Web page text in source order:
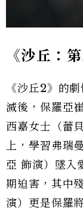
《沙丘：
《沙丘2》的
滅後，保羅亞
西嘉女士（蕾
上，學習弗瑞
亞 飾演） 墜入
期迫害，其中
演）更是保羅